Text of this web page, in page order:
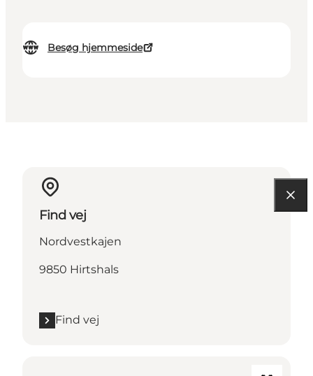
Besøg hjemmeside
Find vej
Nordvestkajen
9850 Hirtshals
Find vej